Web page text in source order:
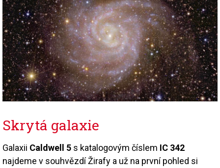
Skrytá galaxie
Galaxii Caldwell 5 s katalogovým číslem IC 342
najdeme v souhvězdí Žirafy a už na první pohled si